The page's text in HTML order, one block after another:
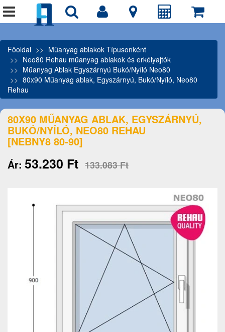
Főoldal
Műanyag ablakok Típusonként
Neo80 Rehau műanyag ablakok és erkélyajtók
Műanyag Ablak Egyszárnyú Bukó/Nyíló Neo80
80x90 Műanyag ablak, Egyszárnyú, Bukó/Nyíló, Neo80
Rehau
80X90 MŰANYAG ABLAK, EGYSZÁRNYÚ,
BUKÓ/NYÍLÓ, NEO80 REHAU
[NEBNY8 80-90]
Ár: 53.230 Ft 133.083 Ft